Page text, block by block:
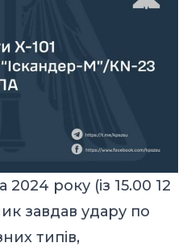
2024 року (із 15.00 12
завдав удару по
типів,